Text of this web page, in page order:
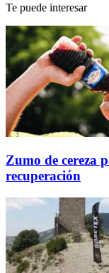
Te puede interesar
Zumo de cereza
recuperación